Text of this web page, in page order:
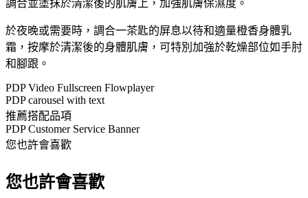
調合並塗抹於清潔後的肌膚上，加強肌膚保濕度。
於夜晚或需要時，調合一茶匙的屏息以待和適量橙香身體乳
霜，按摩於清潔後的身體肌膚，可特別加強於乾燥部位如手肘
和腳跟。
PDP Video Fullscreen Flowplayer
PDP carousel with text
推薦搭配品項
PDP Customer Service Banner
您也許會喜歡
您也許會喜歡